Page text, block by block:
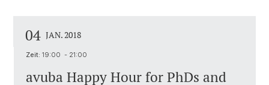
04 JAN. 2018
Zeit: 19:00 - 21:00
avuba Happy Hour for PhDs and